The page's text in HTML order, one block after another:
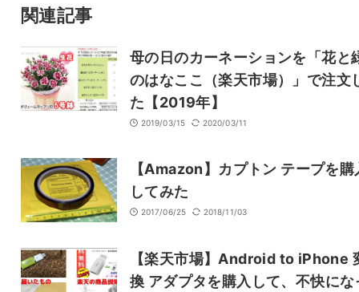
サイト
関連記事
母の日のカーネーションを「花と
のはなここ（楽天市場）」で注文
た【2019年】
2019/03/15 2020/03/11
【Amazon】カプトン テープを購
してみた
2017/06/25 2018/11/03
【楽天市場】Android to iPhone
換 アダプタを購入して、不快にな